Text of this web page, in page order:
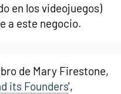
en los videojuegos)
a este negocio.
de Mary Firestone,
its Founders',